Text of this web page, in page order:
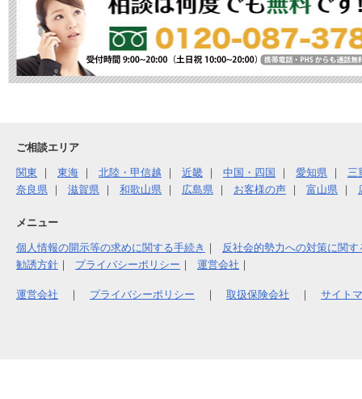
ご相談エリア
関東 東海 北陸・甲信越 近畿 中国・四国 愛知県
三
奈良県
滋賀県 和歌山県 広島県 お客様の声 富山県
メニュー
個人情報の開示等の求めに関する手続き
反社会的勢力への対策に関す
勧誘方針
プライバシーポリシー 運営会社
運営会社 ｜ プライバシーポリシー ｜ 取扱保険会社 ｜ サイト